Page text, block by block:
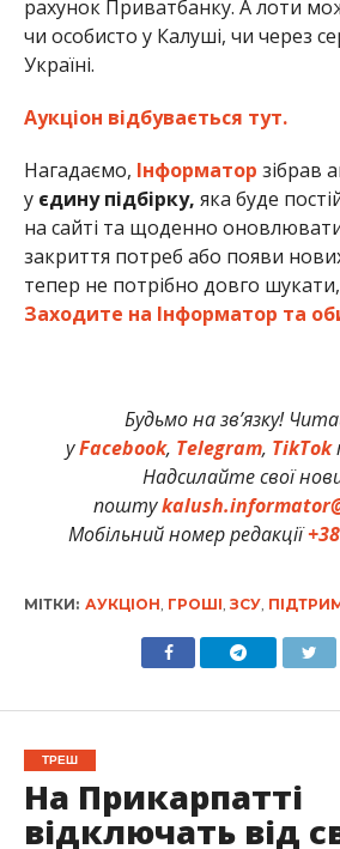
рахунок Приватбанку. А лоти
чи особисто у Калуші, чи через
Україні.
Аукціон відбувається тут.
Нагадаємо, Інформатор зібрав
уєдину підбірку, яка буде
на сайті та щоденно
закриття потреб або появи
тепер не потрібно довго
Заходите на Інформатор та
Будьмо на зв’язку!
уFacebook, Telegram, TikTok
Надсилайте свої
пошту
Мобільний номер редакції
МІТКИ: АУКЦІОН, ГРОШІ, ЗСУ,
ТРЕШ
На Прикарпатті
відключать від